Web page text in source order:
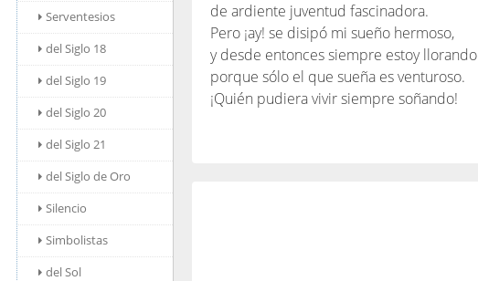
Serventesios
del Siglo 18
del Siglo 19
del Siglo 20
del Siglo 21
del Siglo de Oro
Silencio
Simbolistas
del Sol
de ardiente juventud fascinadora.
Pero ¡ay! se disipó mi sueño hermoso,
y desde entonces siempre estoy llorando
porque sólo el que sueña es venturoso.
¡Quién pudiera vivir siempre soñando!